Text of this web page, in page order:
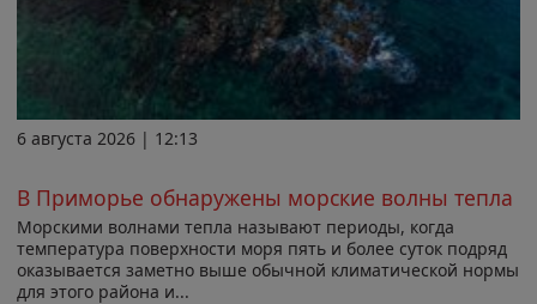
6 августа 2026 | 12:13
В Приморье обнаружены морские волны тепла
Морскими волнами тепла называют периоды, когда
температура поверхности моря пять и более суток подряд
оказывается заметно выше обычной климатической нормы
для этого района и...